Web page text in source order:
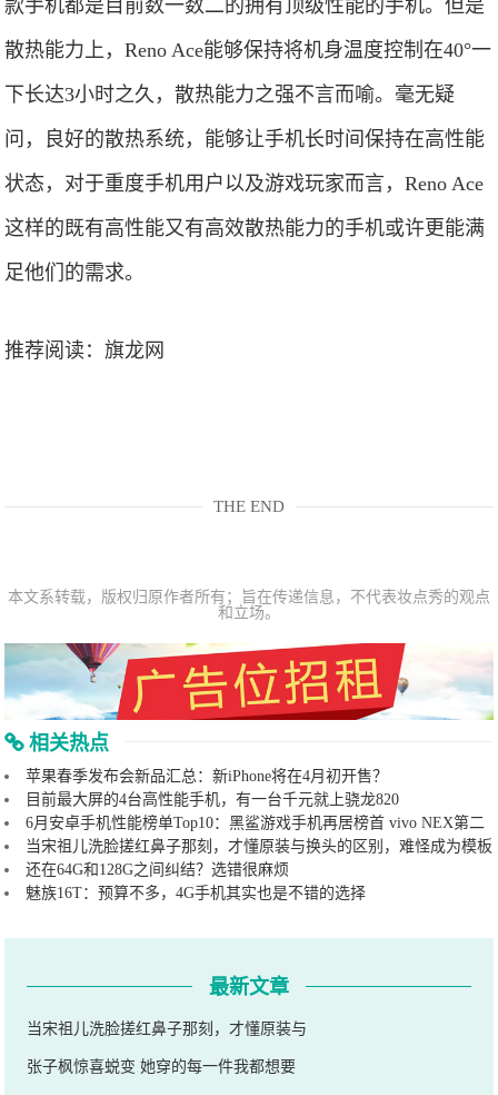
款手机都是目前数一数二的拥有顶级性能的手机。但是
散热能力上，Reno Ace能够保持将机身温度控制在40°一
下长达3小时之久，散热能力之强不言而喻。毫无疑
问，良好的散热系统，能够让手机长时间保持在高性能
状态，对于重度手机用户以及游戏玩家而言，Reno Ace
这样的既有高性能又有高效散热能力的手机或许更能满
足他们的需求。
推荐阅读：旗龙网
THE END
本文系转载，版权归原作者所有；旨在传递信息，不代表妆点秀的观点
和立场。
相关热点
苹果春季发布会新品汇总：新iPhone将在4月初开售？
目前最大屏的4台高性能手机，有一台千元就上骁龙820
6月安卓手机性能榜单Top10：黑鲨游戏手机再居榜首 vivo NEX第二
当宋祖儿洗脸搓红鼻子那刻，才懂原装与换头的区别，难怪成为模板
还在64G和128G之间纠结？选错很麻烦
魅族16T：预算不多，4G手机其实也是不错的选择
最新文章
当宋祖儿洗脸搓红鼻子那刻，才懂原装与
张子枫惊喜蜕变 她穿的每一件我都想要